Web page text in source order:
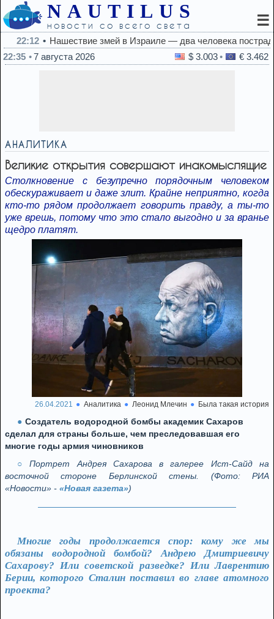
NAUTILUS
новости со всего света ☰
22:12
Нашествие змей в Израиле — два человека
22:35
7 августа 2026 $ 3.003 € 3.462
АНАЛИТИКА
Великие открытия совершают инакомыслящие
Столкновение с безупречно порядочным человеком
обескураживает и даже злит. Крайне неприятно, когда
кто-то рядом продолжает говорить правду, а ты-то
уже врешь, потому что это стало выгодно и за вранье
щедро платят.
26.04.2021 Аналитика Леонид Млечин Была такая история
Создатель водородной бомбы академик Сахаров
сделал для страны больше, чем преследовавшая его
многие годы армия чиновников
Портрет Андрея Сахарова в галерее Ист-Сайд на
восточной стороне Берлинской стены. (Фото: РИА
«Новости» - «Новая газета»)
Многие годы продолжается спор: кому же мы
обязаны водородной бомбой? Андрею Дмитриевичу
Сахарову? Или советской разведке? Или Лаврентию
Берии, которого Сталин поставил во главе атомного
проекта?